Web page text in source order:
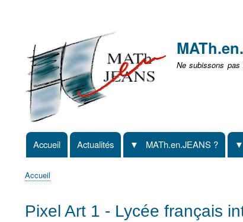
non
identifié
Ne subissons
Navigation
principale
Accueil Actualités MATh.en.JEANS ?
d'Ariane
Accueil
Pixel Art 1 - Lycée français